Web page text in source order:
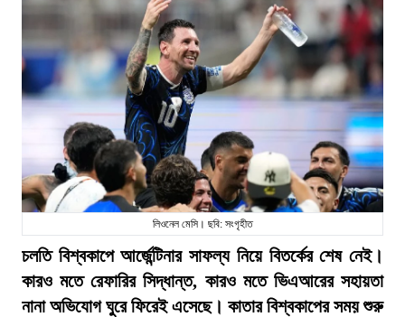
লিওনেল মেসি। ছবি: সংগৃহীত
চলতি বিশ্বকাপে আর্জেন্টিনার সাফল্য নিয়ে বিতর্কের শেষ নেই।
কারও মতে রেফারির সিদ্ধান্ত, কারও মতে ভিএআরের সহায়তা
নানা অভিযোগ ঘুরে ফিরেই এসেছে। কাতার বিশ্বকাপের সময় শুরু